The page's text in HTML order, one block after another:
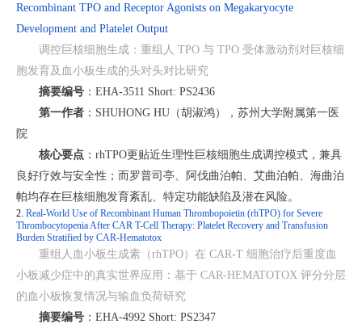
Recombinant TPO and Receptor Agonists on Megakaryocyte
Development and Platelet Output
调控巨核细胞生成：重组人 TPO 与 TPO 受体激动剂对巨核细
胞发育及血小板生成的头对头对比研究
摘要编号 ： EHA-3511 Short: PS2436
第一作者 ： SHUHONG HU（胡淑鸿），苏州大学附属第一医
院
核心要点 ： rhTPO更贴近生理性巨核细胞生成调控模式，兼具
良好疗效与安全性；而罗普司亭、阿伐曲泊帕、艾曲泊帕、海曲泊
帕均存在巨核细胞发育紊乱、特定功能缺陷及潜在风险。
2. Real-World Use of Recombinant Human Thrombopoietin (rhTPO) for Severe
Thrombocytopenia After CAR T-Cell Therapy: Platelet Recovery and Transfusion
Burden Stratified by CAR-Hematotox
重组人血小板生成素（rhTPO）在 CAR-T 细胞治疗后重度血
小板减少症中的真实世界应用：基于 CAR-HEMATOTOX 评分分层
的血小板恢复情况与输血负荷研究
摘要编号 ： EHA-4992 Short: PS2347